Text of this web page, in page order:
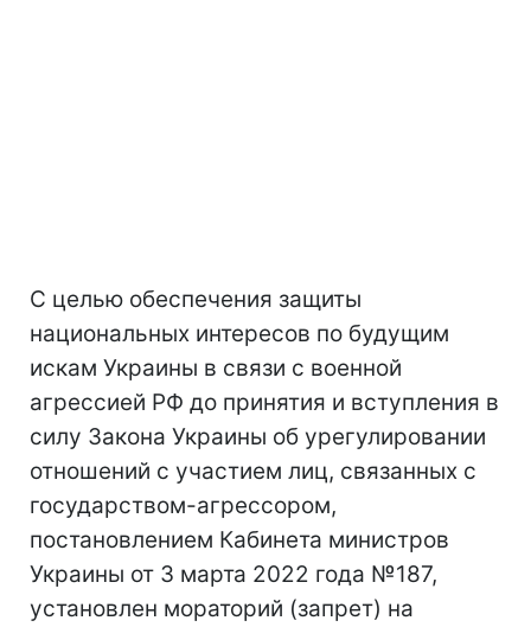
С целью обеспечения защиты
национальных интересов по будущим
искам Украины в связи с военной
агрессией РФ до принятия и вступления в
силу Закона Украины об урегулировании
отношений с участием лиц, связанных с
государством-агрессором,
постановлением Кабинета министров
Украины от 3 марта 2022 года №187,
установлен мораторий (запрет) на